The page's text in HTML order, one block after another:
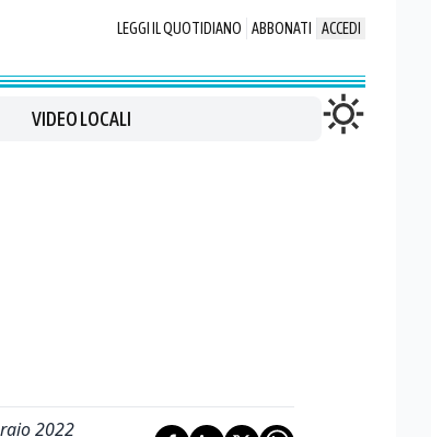
LEGGI IL QUOTIDIANO ABBONATI ACCEDI
VIDEO LOCALI
2022